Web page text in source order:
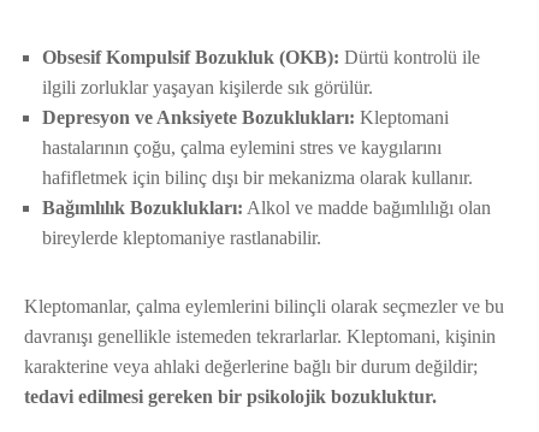
Obsesif Kompulsif Bozukluk (OKB): Dürtü kontrolü ile
ilgili zorluklar yaşayan kişilerde sık görülür.
Depresyon ve Anksiyete Bozuklukları: Kleptomani
hastalarının çoğu, çalma eylemini stres ve kaygılarını
hafifletmek için bilinç dışı bir mekanizma olarak kullanır.
Bağımlılık Bozuklukları: Alkol ve madde bağımlılığı olan
bireylerde kleptomaniye rastlanabilir.
Kleptomanlar, çalma eylemlerini bilinçli olarak seçmezler ve bu
davranışı genellikle istemeden tekrarlarlar. Kleptomani, kişinin
karakterine veya ahlaki değerlerine bağlı bir durum değildir;
tedavi edilmesi gereken bir psikolojik bozukluktur.